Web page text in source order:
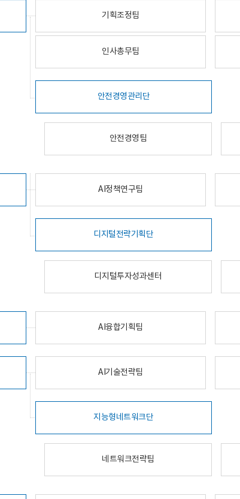
기획조정팀
인사총무팀
안전경영관리단
안전경영팀
AI정책연구팀
디지털전략기획단
디지털투자성과센터
AI융합기획팀
AI기술전략팀
지능형네트워크단
네트워크전략팀